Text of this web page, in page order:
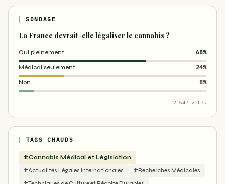
SONDAGE
La France devrait-elle légaliser le cannabis ?
Oui pleinement 68%
Médical seulement 24%
Non 8%
2 547 votes
TAGS CHAUDS
#Cannabis Médical et Législation
#Actualités Légales Internationales
#Recherches Médicales